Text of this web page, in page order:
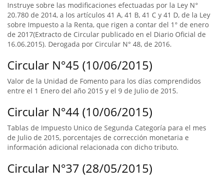
Instruye sobre las modificaciones efectuadas por la Ley N°
20.780 de 2014, a los artículos 41 A, 41 B, 41 C y 41 D, de la Ley
sobre Impuesto a la Renta, que rigen a contar del 1° de enero
de 2017(Extracto de Circular publicado en el Diario Oficial de
16.06.2015). Derogada por Circular N° 48, de 2016.
Circular N°45 (10/06/2015)
Valor de la Unidad de Fomento para los días comprendidos
entre el 1 Enero del año 2015 y el 9 de Julio de 2015.
Circular N°44 (10/06/2015)
Tablas de Impuesto Unico de Segunda Categoría para el mes
de Julio de 2015, porcentajes de corrección monetaria e
información adicional relacionada con dicho tributo.
Circular N°37 (28/05/2015)